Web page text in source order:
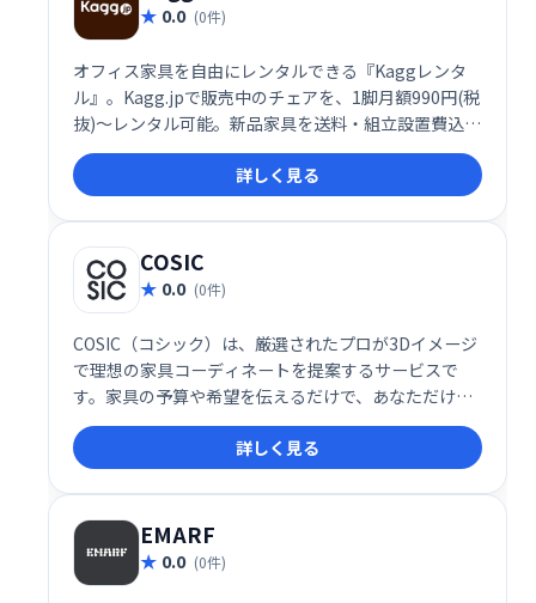
0.0 (0件)
オフィス家具を自由にレンタルできる『Kaggレンタ
ル』。Kagg.jpで販売中のチェアを、1脚月額990円(税
抜)～レンタル可能。新品家具を送料・組立設置費込み
で提供。対象商品は10万点以上！2年間レンタル継続
で無償譲渡も可能です。詳しく見る
COSIC
0.0 (0件)
COSIC（コシック）は、厳選されたプロが3Dイメージ
で理想の家具コーディネートを提案するサービスで
す。家具の予算や希望を伝えるだけで、あなただけの
空間を実現します。採用率わずか5％のプロのスキル
で、最高のインテリアコーディネートを体験くださ
い。
詳しく見る
EMARF
0.0 (0件)